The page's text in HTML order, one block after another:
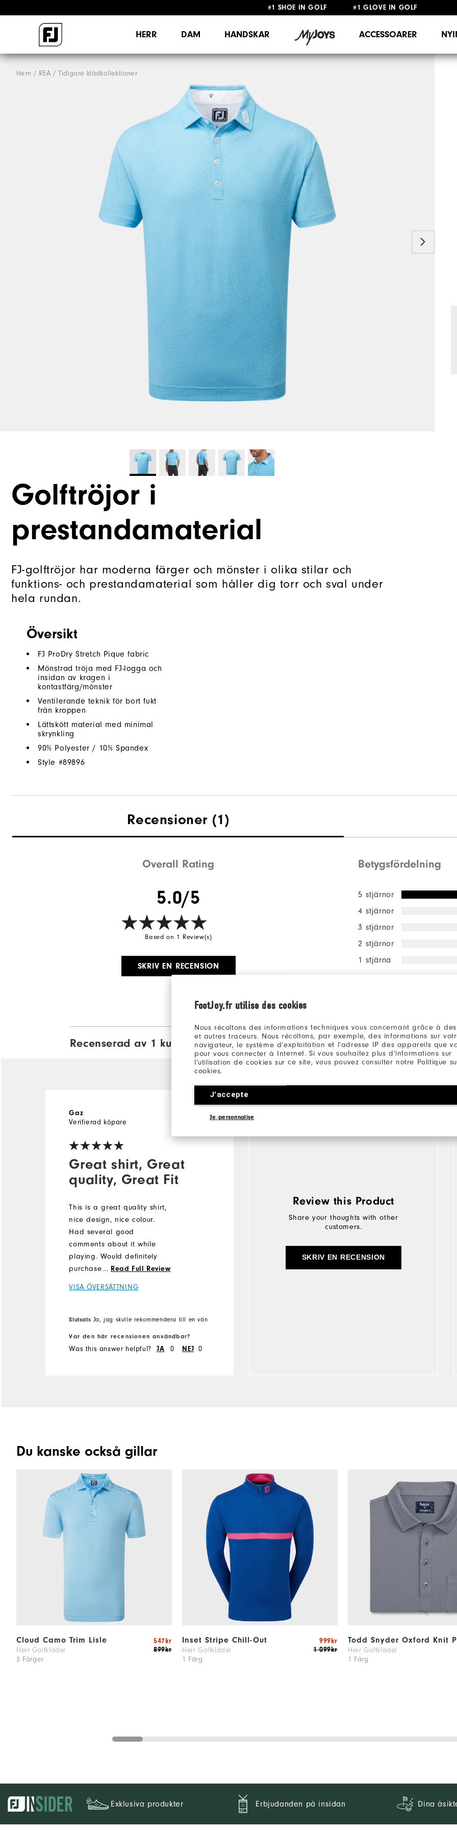
FootJoy.fr utilise des cookies
Nous récoltons des informations techniques vous concernant grâce à
et autres traceurs. Nous récoltons, par exemple, des informations sur
navigateur, le système d’exploitation et l’adresse IP des appareils que
pour vous connecter à Internet. Si vous souhaitez plus d’informations sur
l’utilisation de cookies sur ce site, vous pouvez consulter notre Politique
cookies.
J'accepte
Je personnalise
#1 SHOE IN GOLF #1 GLOVE IN GOLF
HERR DAM HANDSKAR ACCESSOARER
Hem REA Tidigare klädkollektioner
Golftröjor i
prestandamaterial
FJ-golftröjor har moderna färger och mönster i olika stilar och
funktions- och prestandamaterial som håller dig torr och sval under
hela rundan.
Översikt
FJ ProDry Stretch Pique fabric
Mönstrad tröja med FJ-logga och
insidan av kragen i
kontastfärg/mönster
Ventilerande teknik för bort fukt
från kroppen
Lättskött material med minimal
skrynkling
90% Polyester / 10% Spandex
Style #89896
Recensioner (1)
Overall Rating
5.0/5
Based on 1 Review(s)
SKRIV EN RECENSION
Betygsfördelning
5 stjärnor
4 stjärnor
3 stjärnor
2 stjärnor
1 stjärna
av
Recenserad av 1 kunderView All
Great shirt, Great
quality, Great Fit
3 år sedan
Gaz
Verifierad köpare
This is a great quality shirt,
nice design, nice colour.
Had several good
comments about it while
playing. Would definitely
purchase Footjoy shirts
again, the quality, fit and
price are second to none!!
... Read Full Review
VISA ÖVERSÄTTNING
Slutsats Ja, jag skulle rekommendera till en vän
Var den här recensionen användbar?
Was this answer helpful? JA 0 NEJ 0
Review this Product
Share your thoughts with other
customers.
SKRIV EN RECENSION
Du kanske också gillar
Cloud Camo Trim Lisle
Herr Golfkläder
3 Färger
899kr
547kr Inset Stripe Chill-Out
Herr Golfkläder
1 Färg
1 099kr
999kr Todd Snyder Oxford Knit
Herr Golfkläder
1 Färg
Exklusiva produkter Erbjudanden på insidan Dina